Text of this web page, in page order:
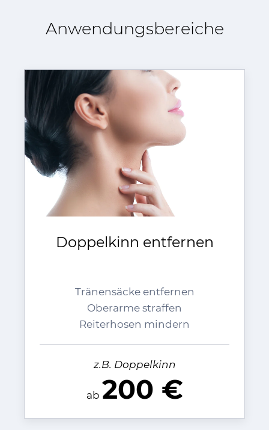
Anwendungs­bereiche
Doppelkinn entfernen
Tränensäcke entfernen
Oberarme straffen
Reiterhosen mindern
z.B. Doppelkinn
ab 200 €